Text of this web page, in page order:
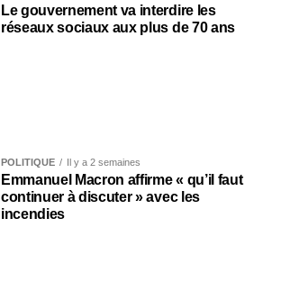
Le gouvernement va interdire les
réseaux sociaux aux plus de 70 ans
POLITIQUE Il y a 2 semaines
Emmanuel Macron affirme « qu’il faut
continuer à discuter » avec les
incendies